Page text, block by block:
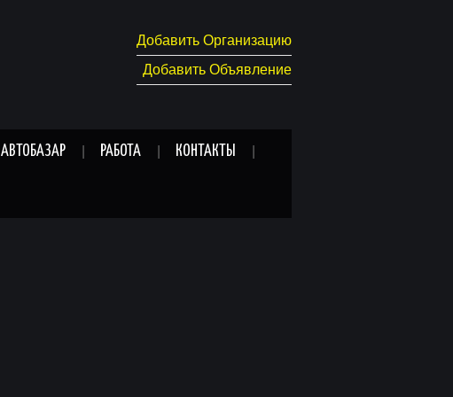
Добавить Организацию
Добавить Объявление
АВТОБАЗАР РАБОТА КОНТАКТЫ